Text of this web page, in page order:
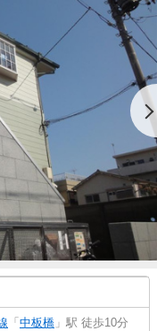
「 中板橋 」駅 徒歩10分